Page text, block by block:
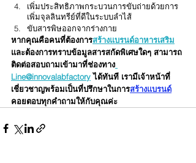
เพิ่มประสิทธิภาพกระบวนการขับถ่ายด้วยการ
เพิ่มจุลลินทรีย์ที่ดีในระบบลำไส้
ขับสารพิษออกจากร่างกาย
หากคุณคือคนที่ต้องการสร้างแบรนด์อาหารเสริม
และต้องการทราบข้อมูลสารสกัดพิเศษใดๆ สามารถ
ติดต่อสอบถามเข้ามาที่ช่องทาง
Line@innovalabfactory ได้ทันที เรามีเจ้าหน้าที่
เชี่ยวชาญพร้อมเป็นที่ปรึกษาในการสร้างแบรนด์
คอยตอบทุกคำถามให้กับคุณค่ะ